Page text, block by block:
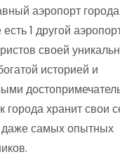
аэропорт
1 другой
своей
историей и
города хранит свои
даже самых опытных